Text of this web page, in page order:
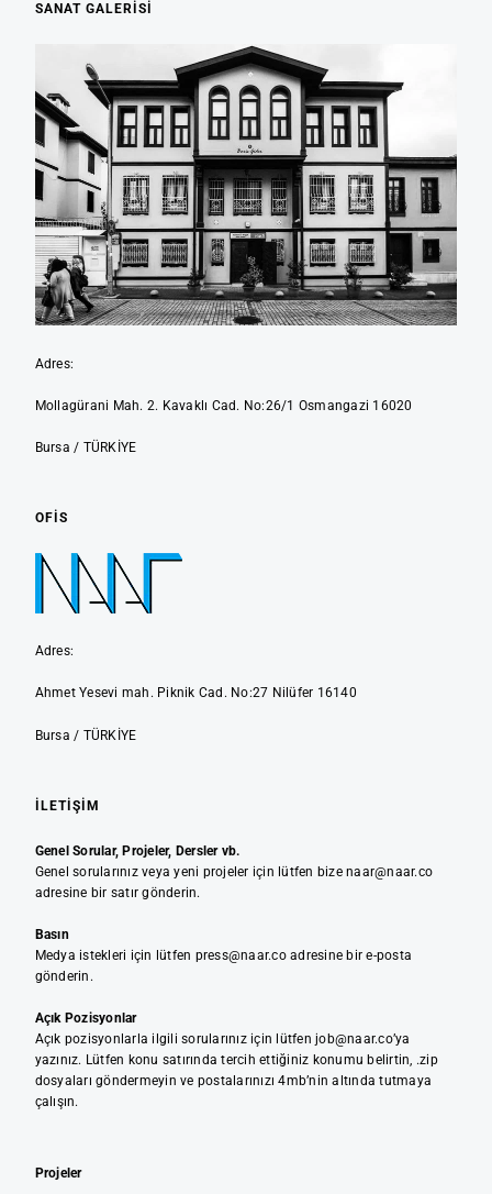
SANAT GALERİSİ
Adres:
Mollagürani Mah. 2. Kavaklı Cad. No:26/1 Osmangazi 16020
Bursa / TÜRKİYE
OFIS
Adres:
Ahmet Yesevi mah. Piknik Cad. No:27 Nilüfer 16140
Bursa / TÜRKİYE
İLETIŞIM
Genel Sorular, Projeler, Dersler vb.
Genel sorularınız veya yeni projeler için lütfen bize naar@naar.co
adresine bir satır gönderin.
Basın
Medya istekleri için lütfen press@naar.co adresine bir e-posta
gönderin.
Açık Pozisyonlar
Açık pozisyonlarla ilgili sorularınız için lütfen job@naar.co’ya
yazınız. Lütfen konu satırında tercih ettiğiniz konumu belirtin, .zip
dosyaları göndermeyin ve postalarınızı 4mb’nin altında tutmaya
çalışın.
Projeler